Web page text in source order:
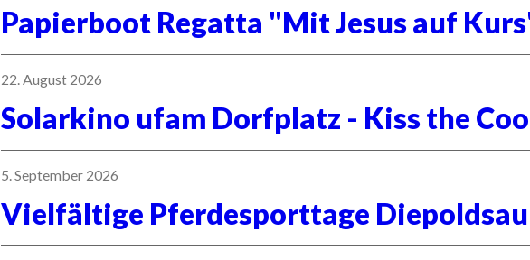
Papierboot Regatta "Mit Jesus auf
Solarkino ufam Dorfplatz - Kiss the
22. August 2026
Vielfältige Pferdesporttage Diepoldsau
5. September 2026